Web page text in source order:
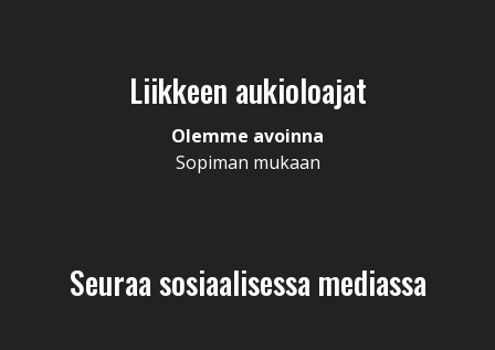
Liikkeen aukioloajat
Olemme avoinna
Sopiman mukaan
Seuraa sosiaalisessa mediassa